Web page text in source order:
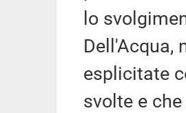
lo
Dell'Acqua,
esplicitate
svolte e